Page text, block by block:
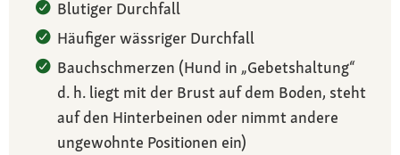
Blutiger Durchfall
Häufiger wässriger Durchfall
Bauchschmerzen (Hund in „Gebetshaltung“
d. h. liegt mit der Brust auf dem Boden, steht
auf den Hinterbeinen oder nimmt andere
ungewohnte Positionen ein)